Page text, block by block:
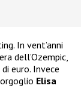
In vent’anni
dell’Ozempic,
euro. Invece
Elisa